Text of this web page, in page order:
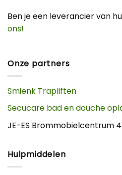
Ben je een leverancier van
ons!
Onze partners
Smienk Trapliften
Secucare bad en douche
JE-ES Brommobielcentrum
Hulpmiddelen